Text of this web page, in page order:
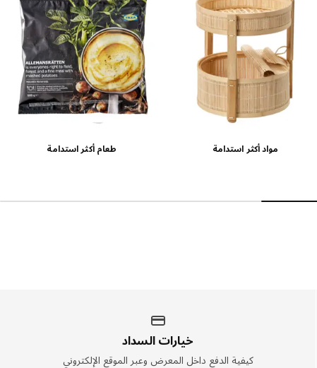
مواد أكثر استدامة طعام أكثر استدامة
خيارات السداد
كيفية الدفع داخل المعرض وعبر الموقع الإلكتروني